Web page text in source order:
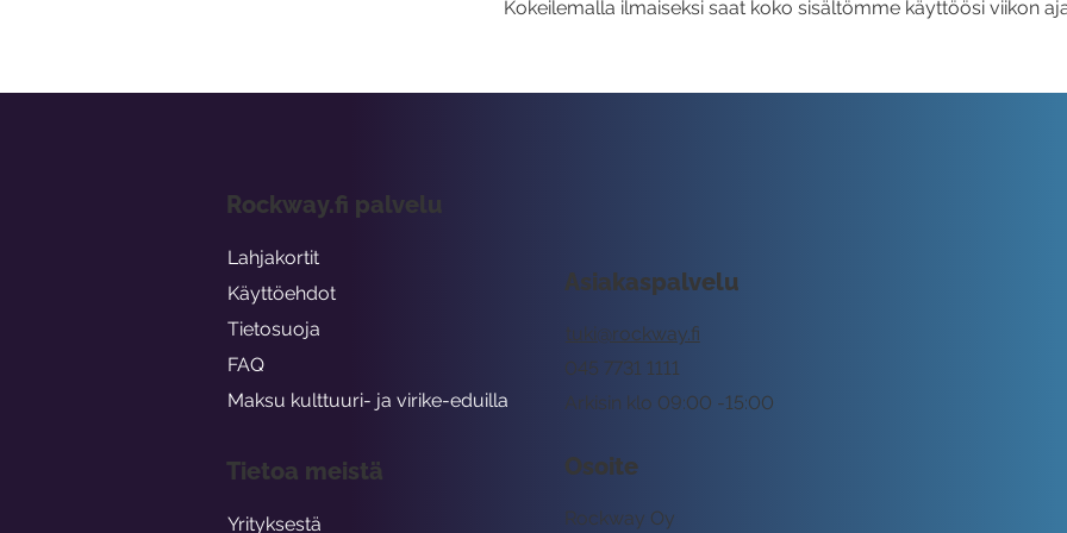
Kokeilemalla ilmaiseksi saat koko sisältömme käyttöösi viikon
Asiakaspalvelu
tuki@rockway.fi
Arkisin klo 09:00 -15:00
045 7731 1111
Osoite
Rockway Oy
Rockway.fi palvelu
Lahjakortit
Käyttöehdot
Tietosuoja
FAQ
Maksu kulttuuri- ja virike-eduilla
Tietoa meistä
Yrityksestä